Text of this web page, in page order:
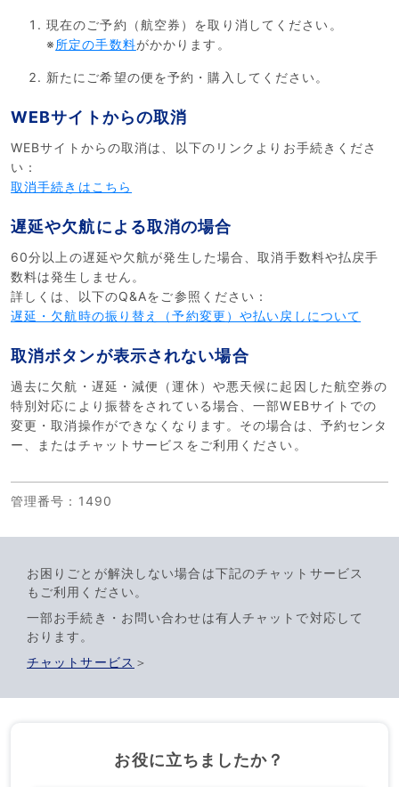
現在のご予約（航空券）を取り消してください。
※所定の手数料がかかります。
新たにご希望の便を予約・購入してください。
WEBサイトからの取消
WEBサイトからの取消は、以下のリンクよりお手続きくださ
い：
取消手続きはこちら
遅延や欠航による取消の場合
60分以上の遅延や欠航が発生した場合、取消手数料や払戻手
数料は発生しません。
詳しくは、以下のQ&Aをご参照ください：
遅延・欠航時の振り替え（予約変更）や払い戻しについて
取消ボタンが表示されない場合
過去に欠航・遅延・減便（運休）や悪天候に起因した航空券の
特別対応により振替をされている場合、一部WEBサイトでの
変更・取消操作ができなくなります。その場合は、予約センタ
ー、またはチャットサービスをご利用ください。
管理番号 ：1490
お困りごとが解決しない場合は下記のチャットサービス
もご利用ください。
一部お手続き・お問い合わせは有人チャットで対応して
おります。
チャットサービス ＞
お役に立ちましたか？